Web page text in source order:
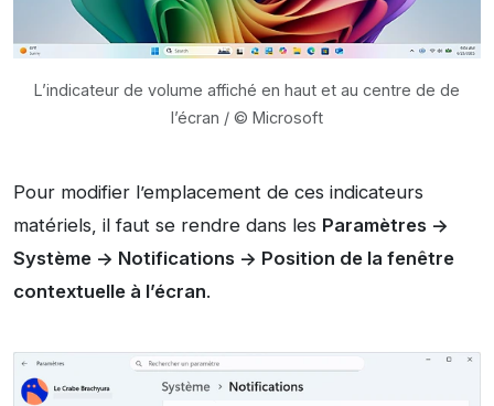
L’indicateur de volume affiché en haut et au centre de de
l’écran / © Microsoft
Pour modifier l’emplacement de ces indicateurs
matériels, il faut se rendre dans les Paramètres ->
Système -> Notifications -> Position de la fenêtre
contextuelle à l’écran.